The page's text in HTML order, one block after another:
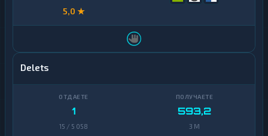
5,0 ★
Delets
1
15 / 5 058
593,2
3 M